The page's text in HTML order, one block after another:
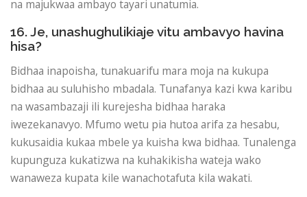
na majukwaa ambayo tayari unatumia.
16. Je, unashughulikiaje vitu ambavyo havina
hisa?
Bidhaa inapoisha, tunakuarifu mara moja na kukupa
bidhaa au suluhisho mbadala. Tunafanya kazi kwa karibu
na wasambazaji ili kurejesha bidhaa haraka
iwezekanavyo. Mfumo wetu pia hutoa arifa za hesabu,
kukusaidia kukaa mbele ya kuisha kwa bidhaa. Tunalenga
kupunguza kukatizwa na kuhakikisha wateja wako
wanaweza kupata kile wanachotafuta kila wakati.